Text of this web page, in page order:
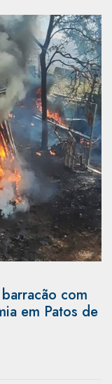
com
em Patos de